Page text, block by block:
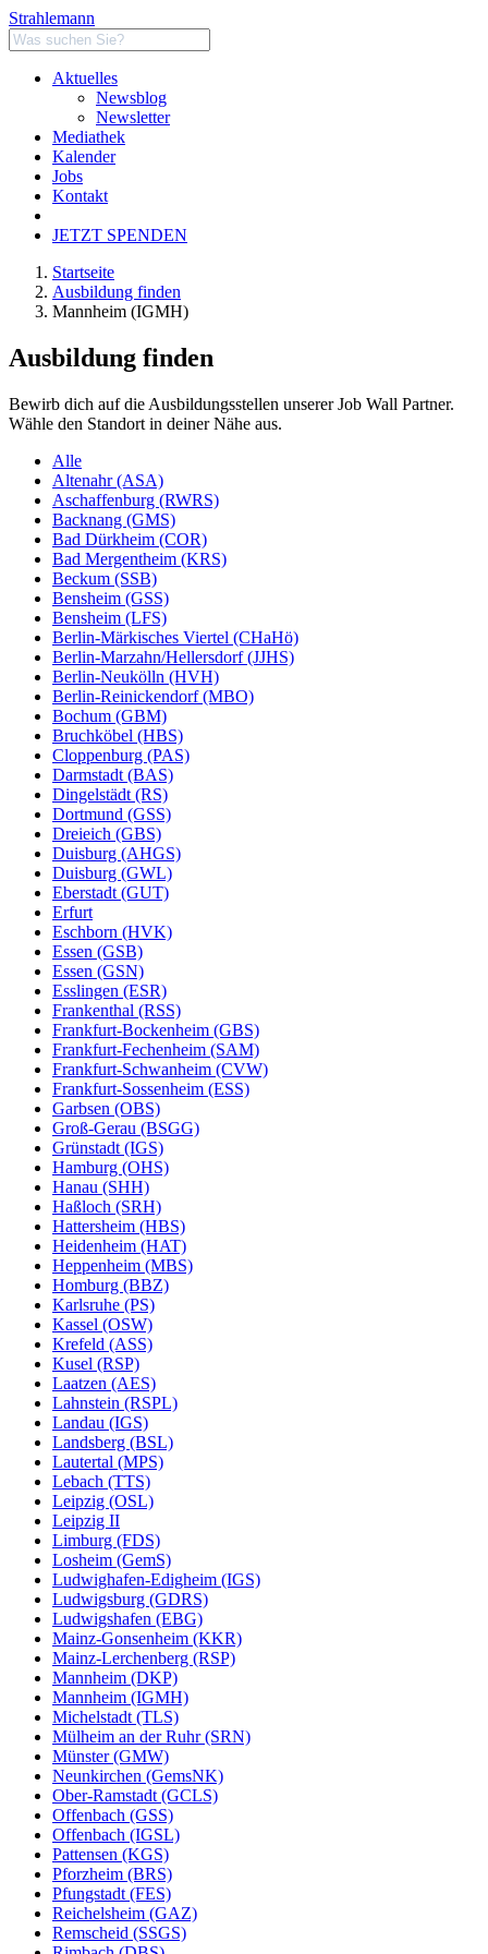
Strahlemann
Aktuelles
Newsblog
Newsletter
Mediathek
Kalender
Jobs
Kontakt
JETZT SPENDEN
Startseite
Ausbildung finden
Mannheim (IGMH)
Ausbildung finden
Bewirb dich auf die Ausbildungsstellen unserer Job Wall Partner.
Wähle den Standort in deiner Nähe aus.
Alle
Altenahr (ASA)
Aschaffenburg (RWRS)
Backnang (GMS)
Bad Dürkheim (COR)
Bad Mergentheim (KRS)
Beckum (SSB)
Bensheim (GSS)
Bensheim (LFS)
Berlin-Märkisches Viertel (CHaHö)
Berlin-Marzahn/Hellersdorf (JJHS)
Berlin-Neukölln (HVH)
Berlin-Reinickendorf (MBO)
Bochum (GBM)
Bruchköbel (HBS)
Cloppenburg (PAS)
Darmstadt (BAS)
Dingelstädt (RS)
Dortmund (GSS)
Dreieich (GBS)
Duisburg (AHGS)
Duisburg (GWL)
Eberstadt (GUT)
Erfurt
Eschborn (HVK)
Essen (GSB)
Essen (GSN)
Esslingen (ESR)
Frankenthal (RSS)
Frankfurt-Bockenheim (GBS)
Frankfurt-Fechenheim (SAM)
Frankfurt-Schwanheim (CVW)
Frankfurt-Sossenheim (ESS)
Garbsen (OBS)
Groß-Gerau (BSGG)
Grünstadt (IGS)
Hamburg (OHS)
Hanau (SHH)
Haßloch (SRH)
Hattersheim (HBS)
Heidenheim (HAT)
Heppenheim (MBS)
Homburg (BBZ)
Karlsruhe (PS)
Kassel (OSW)
Krefeld (ASS)
Kusel (RSP)
Laatzen (AES)
Lahnstein (RSPL)
Landau (IGS)
Landsberg (BSL)
Lautertal (MPS)
Lebach (TTS)
Leipzig (OSL)
Leipzig II
Limburg (FDS)
Losheim (GemS)
Ludwighafen-Edigheim (IGS)
Ludwigsburg (GDRS)
Ludwigshafen (EBG)
Mainz-Gonsenheim (KKR)
Mainz-Lerchenberg (RSP)
Mannheim (DKP)
Mannheim (IGMH)
Michelstadt (TLS)
Mülheim an der Ruhr (SRN)
Münster (GMW)
Neunkirchen (GemsNK)
Ober-Ramstadt (GCLS)
Offenbach (GSS)
Offenbach (IGSL)
Pattensen (KGS)
Pforzheim (BRS)
Pfungstadt (FES)
Reichelsheim (GAZ)
Remscheid (SSGS)